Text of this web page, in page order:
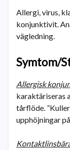
Allergi, virus,
konjunktivit.
vägledning.
Symtom/
Allergisk
karaktäriseras
tårflöde.
upphöjningar